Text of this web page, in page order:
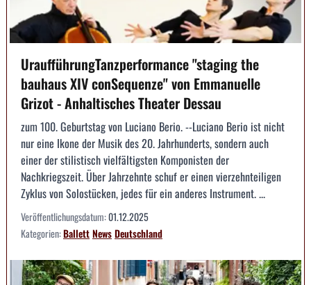
UraufführungTanzperformance "staging the
bauhaus XIV conSequenze" von Emmanuelle
Grizot - Anhaltisches Theater Dessau
zum 100. Geburtstag von Luciano Berio. --Luciano Berio ist nicht
nur eine Ikone der Musik des 20. Jahrhunderts, sondern auch
einer der stilistisch vielfältigsten Komponisten der
Nachkriegszeit. Über Jahrzehnte schuf er einen vierzehnteiligen
Zyklus von Solostücken, jedes für ein anderes Instrument. ...
Veröffentlichungsdatum:01.12.2025
Kategorien:BallettNewsDeutschland